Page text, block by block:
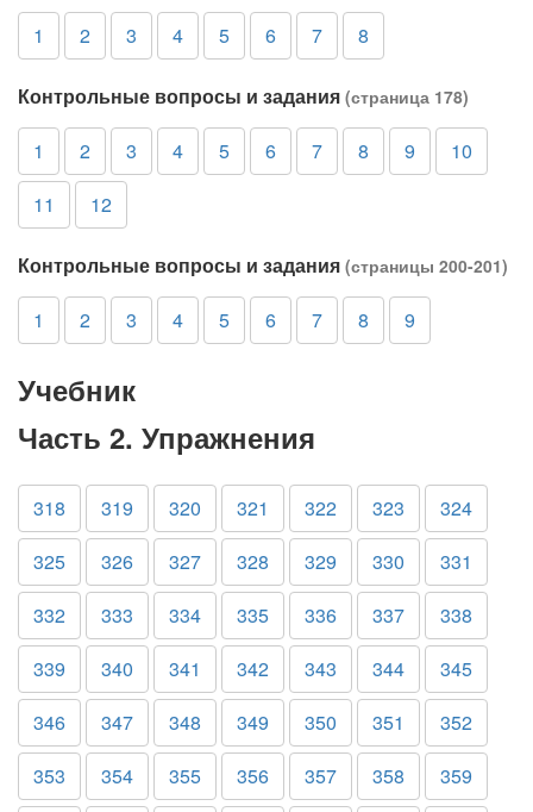
1 2 3 4 5 6 7 8
Контрольные вопросы и задания (страница 178)
1 2 3 4 5 6 7 8 9
10
11
12
Контрольные вопросы и задания (страницы 200-201)
1 2 3 4 5 6 7 8 9
Учебник
Часть 2. Упражнения
318 319 320 321 322 323
324
325
326 327 328 329 330
331
332
333 334 335 336 337
338
339
340 341 342 343 344
345
346
347 348 349 350 351
352
353
354 355 356 357 358 359